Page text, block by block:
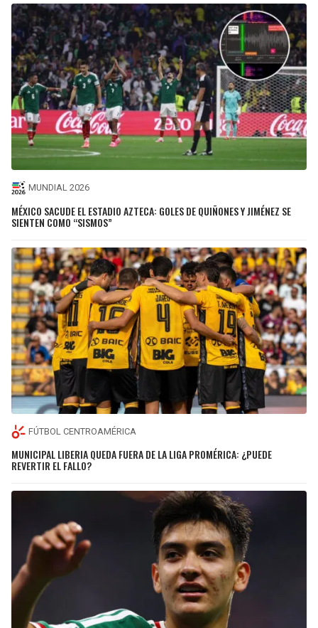
MUNDIAL 2026
MÉXICO SACUDE EL ESTADIO AZTECA: GOLES DE QUIÑONES Y JIMÉNEZ SE
SIENTEN COMO “SISMOS”
FÚTBOL CENTROAMÉRICA
MUNICIPAL LIBERIA QUEDA FUERA DE LA LIGA PROMÉRICA: ¿PUEDE
REVERTIR EL FALLO?